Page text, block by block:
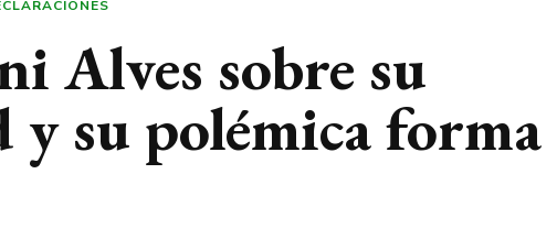
Alves sobre su
y su polémica forma